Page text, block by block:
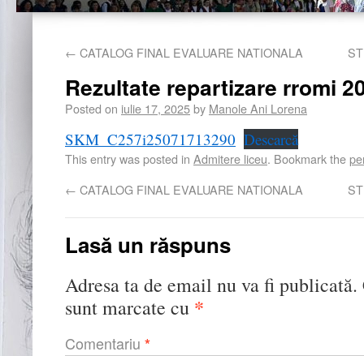
← CATALOG FINAL EVALUARE NATIONALA
Rezultate repartizare rromi
Posted on iulie 17, 2025by Manole Ani Lorena
SKM_C257i25071713290 Descarcă
This entry was posted in Admitere liceu. Bookmark the
← CATALOG FINAL EVALUARE NATIONALA
Lasă un răspuns
Adresa ta de email nu va fi publicată.
sunt marcate cu *
Comentariu *